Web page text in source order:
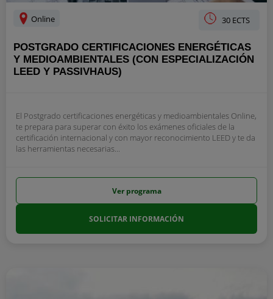
Online 30 ECTS
POSTGRADO CERTIFICACIONES ENERGÉTICAS
Y MEDIOAMBIENTALES (CON ESPECIALIZACIÓN
LEED Y PASSIVHAUS)
El Postgrado certificaciones energéticas y medioambientales Online,
te prepara para superar con éxito los exámenes oficiales de la
certificación internacional y con mayor reconocimiento LEED y te da
las herramientas necesarias...
Ver programa
SOLICITAR INFORMACIÓN